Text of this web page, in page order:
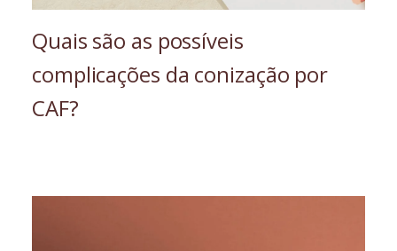
Quais são as possíveis
complicações da conização por
CAF?